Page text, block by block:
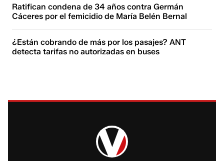
Ratifican condena de 34 años contra Germán
Cáceres por el femicidio de María Belén Bernal
¿Están cobrando de más por los pasajes? ANT
detecta tarifas no autorizadas en buses